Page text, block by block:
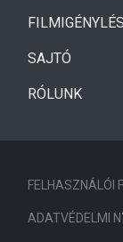
FILMIGÉNYLÉS
SAJTÓ
RÓLUNK
FELHASZNÁLÓI
ADATVÉDELMI